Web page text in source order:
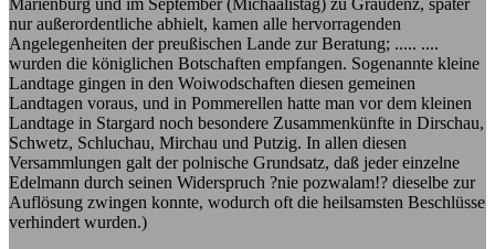
Marienburg und im September (Michaälistag) zu Graudenz, später
nur außerordentliche abhielt, kamen alle hervorragenden
Angelegenheiten der preußischen Lande zur Beratung; ..... ....
wurden die königlichen Botschaften empfangen. Sogenannte kleine
Landtage gingen in den Woiwodschaften diesen gemeinen
Landtagen voraus, und in Pommerellen hatte man vor dem kleinen
Landtage in Stargard noch besondere Zusammenkünfte in Dirschau,
Schwetz, Schluchau, Mirchau und Putzig. In allen diesen
Versammlungen galt der polnische Grundsatz, daß jeder einzelne
Edelmann durch seinen Widerspruch ?nie pozwalam!? dieselbe zur
Auflösung zwingen konnte, wodurch oft die heilsamsten Beschlüsse
verhindert wurden.)